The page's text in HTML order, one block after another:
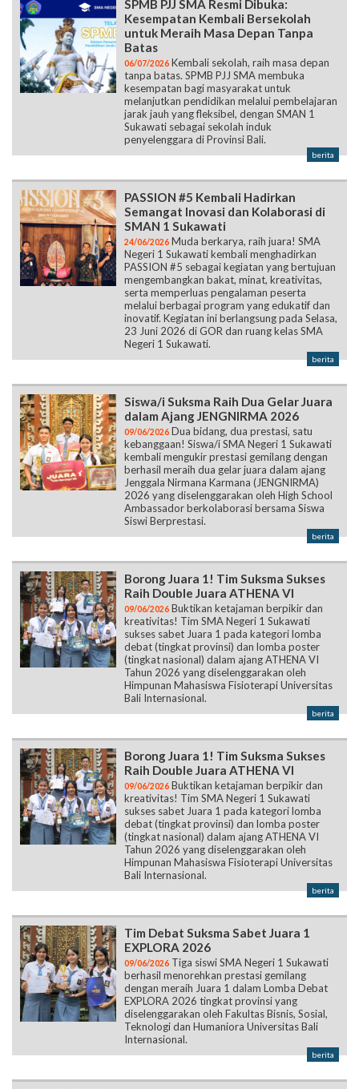
SPMB PJJ SMA Resmi Dibuka:
Kesempatan Kembali Bersekolah
untuk Meraih Masa Depan Tanpa
Batas
06/07/2026 Kembali sekolah, raih masa depan
tanpa batas. SPMB PJJ SMA membuka
kesempatan bagi masyarakat untuk
melanjutkan pendidikan melalui pembelajaran
jarak jauh yang fleksibel, dengan SMAN 1
Sukawati sebagai sekolah induk
penyelenggara di Provinsi Bali.
berita
PASSION #5 Kembali Hadirkan
Semangat Inovasi dan Kolaborasi di
SMAN 1 Sukawati
24/06/2026 Muda berkarya, raih juara! SMA
Negeri 1 Sukawati kembali menghadirkan
PASSION #5 sebagai kegiatan yang bertujuan
mengembangkan bakat, minat, kreativitas,
serta memperluas pengalaman peserta
melalui berbagai program yang edukatif dan
inovatif. Kegiatan ini berlangsung pada Selasa,
23 Juni 2026 di GOR dan ruang kelas SMA
Negeri 1 Sukawati.
berita
Siswa/i Suksma Raih Dua Gelar Juara
dalam Ajang JENGNIRMA 2026
09/06/2026 Dua bidang, dua prestasi, satu
kebanggaan! Siswa/i SMA Negeri 1 Sukawati
kembali mengukir prestasi gemilang dengan
berhasil meraih dua gelar juara dalam ajang
Jenggala Nirmana Karmana (JENGNIRMA)
2026 yang diselenggarakan oleh High School
Ambassador berkolaborasi bersama Siswa
Siswi Berprestasi.
berita
Borong Juara 1! Tim Suksma Sukses
Raih Double Juara ATHENA VI
09/06/2026 Buktikan ketajaman berpikir dan
kreativitas! Tim SMA Negeri 1 Sukawati
sukses sabet Juara 1 pada kategori lomba
debat (tingkat provinsi) dan lomba poster
(tingkat nasional) dalam ajang ATHENA VI
Tahun 2026 yang diselenggarakan oleh
Himpunan Mahasiswa Fisioterapi Universitas
Bali Internasional.
berita
Borong Juara 1! Tim Suksma Sukses
Raih Double Juara ATHENA VI
09/06/2026 Buktikan ketajaman berpikir dan
kreativitas! Tim SMA Negeri 1 Sukawati
sukses sabet Juara 1 pada kategori lomba
debat (tingkat provinsi) dan lomba poster
(tingkat nasional) dalam ajang ATHENA VI
Tahun 2026 yang diselenggarakan oleh
Himpunan Mahasiswa Fisioterapi Universitas
Bali Internasional.
berita
Tim Debat Suksma Sabet Juara 1
EXPLORA 2026
09/06/2026 Tiga siswi SMA Negeri 1 Sukawati
berhasil menorehkan prestasi gemilang
dengan meraih Juara 1 dalam Lomba Debat
EXPLORA 2026 tingkat provinsi yang
diselenggarakan oleh Fakultas Bisnis, Sosial,
Teknologi dan Humaniora Universitas Bali
Internasional.
berita